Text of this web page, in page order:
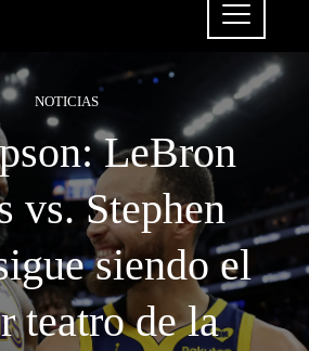
NOTICIAS
LeBron
vs. Stephen
siendo el
teatro de la